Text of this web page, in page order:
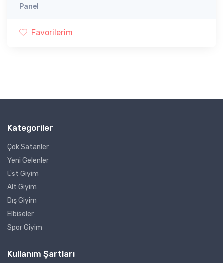
Panel
Favorilerim
Kategoriler
Çok Satanler
Yeni Gelenler
Üst Giyim
Alt Giyim
Dış Giyim
Elbiseler
Spor Giyim
Kullanım Şartları